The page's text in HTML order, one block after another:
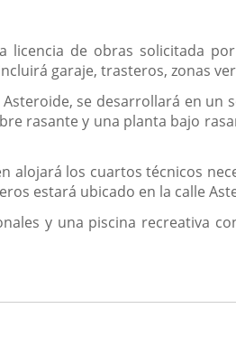
de obras solicitada
garaje, trasteros, zonas
se desarrollará en
rasante y una planta bajo
los cuartos técnicos
estará ubicado en la calle
y una piscina recreativa